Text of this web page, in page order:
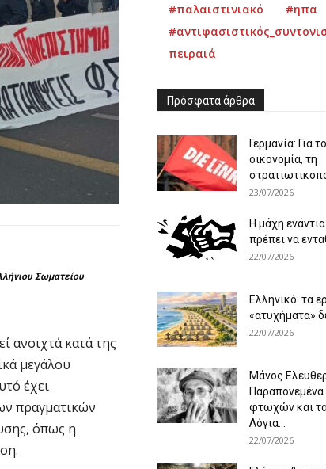
Σωματείου
ανοιχτά κατά της
μεγάλου
έχει
πραγματικών
όπως η
#παλαιστινιακό
#ηπα
πειραιά
Πρόσφατα άρθρα
Γερμανία: Για
οικονομία, τη
23/07/2026
Η μάχη
πρέπει να
22/07/2026
Ελληνικό: τα
«ατυχήματα»
22/07/2026
Μάνος
φτωχών και
Λόγια...
22/07/2026